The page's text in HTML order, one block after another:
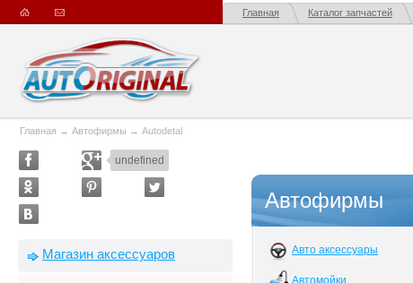
Главная Каталог запчастей
Главная → Автофирмы → Autodetal
undefined
Магазин аксессуаров
Автофирмы
Авто аксессуары
Автомойки